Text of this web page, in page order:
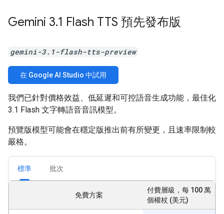
Gemini 3.1 Flash TTS 預先發布版
gemini-3.1-flash-tts-preview
在 Google AI Studio 中試用
我們已針對價格效益、低延遲和可控語音生成功能，最佳化
3.1 Flash 文字轉語音音訊模型。
預覽版模型可能會在穩定版推出前有所變更，且速率限制較
嚴格。
標準 批次
免費方案
付費層級，每 100 萬
個權杖 (美元)